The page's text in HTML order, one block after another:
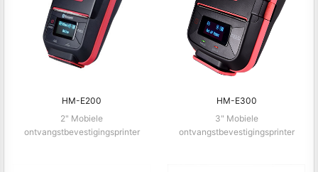
HM-E200
2" Mobiele
ontvangstbevestigingsprinter
HM-E300
3" Mobiele
ontvangstbevestigingsprinter